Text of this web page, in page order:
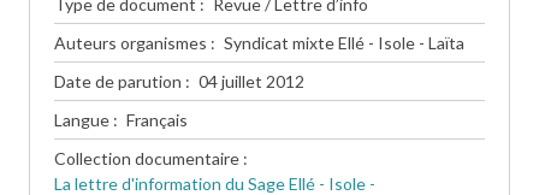
Type de document
Revue / Lettre d’info
Auteurs organismes
Syndicat mixte Ellé - Isole - Laïta
Date de parution
04 juillet 2012
Langue
Français
Collection documentaire
La lettre d'information du Sage Ellé - Isole -